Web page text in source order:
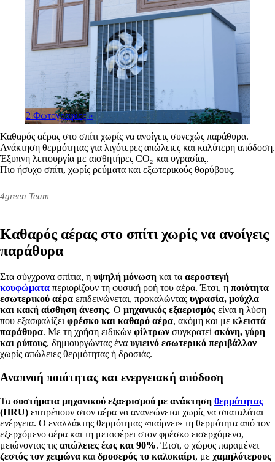
2 Φωτογραφίες»
Καθαρός αέρας στο σπίτι χωρίς να ανοίγεις συνεχώς παράθυρα.
Ανάκτηση θερμότητας για λιγότερες απώλειες και καλύτερη απόδοση.
Έξυπνη λειτουργία με αισθητήρες CO₂ και υγρασίας.
Πιο ήσυχο σπίτι, χωρίς ρεύματα και εξωτερικούς θορύβους.
4green Team
Καθαρός αέρας στο σπίτι χωρίς να ανοίγεις
παράθυρα
Στα σύγχρονα σπίτια, η υψηλή μόνωση και τα αεροστεγή
κουφώματα περιορίζουν τη φυσική ροή του αέρα. Έτσι, η ποιότητα
εσωτερικού αέρα επιδεινώνεται, προκαλώντας υγρασία, μούχλα
και κακή αίσθηση άνεσης. Ο μηχανικός εξαερισμός είναι η λύση
που εξασφαλίζει φρέσκο και καθαρό αέρα, ακόμη και με κλειστά
παράθυρα. Με τη χρήση ειδικών φίλτρων συγκρατεί σκόνη, γύρη
και ρύπους, δημιουργώντας ένα υγιεινό εσωτερικό περιβάλλον
χωρίς απώλειες θερμότητας ή δροσιάς.
Αναπνοή ποιότητας και ενεργειακή απόδοση
Τα συστήματα μηχανικού εξαερισμού με ανάκτηση θερμότητας
(HRU) επιτρέπουν στον αέρα να ανανεώνεται χωρίς να σπαταλάται
ενέργεια. Ο εναλλάκτης θερμότητας «παίρνει» τη θερμότητα από τον
εξερχόμενο αέρα και τη μεταφέρει στον φρέσκο εισερχόμενο,
μειώνοντας τις απώλειες έως και 90%. Έτσι, ο χώρος παραμένει
ζεστός τον χειμώνα και δροσερός το καλοκαίρι, με χαμηλότερους